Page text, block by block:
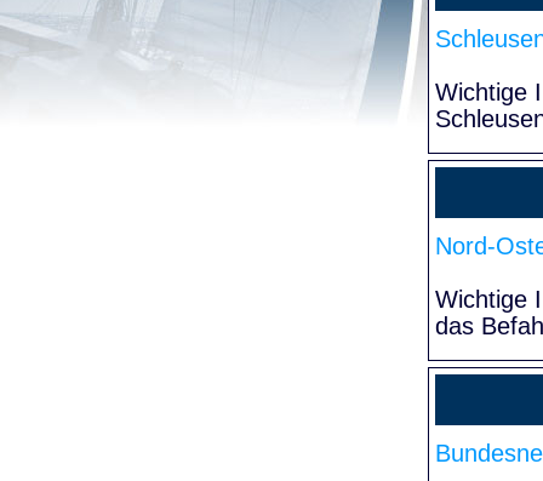
Wichtige
Nord-
Wichtige
das